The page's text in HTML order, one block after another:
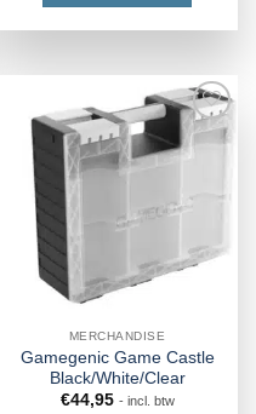
MERCHANDISE
Gamegenic Game Castle
Black/White/Clear
€44,95 - incl. btw